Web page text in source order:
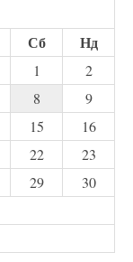
Сб Нд
1
2
8
9
15
16
22
23
29
30